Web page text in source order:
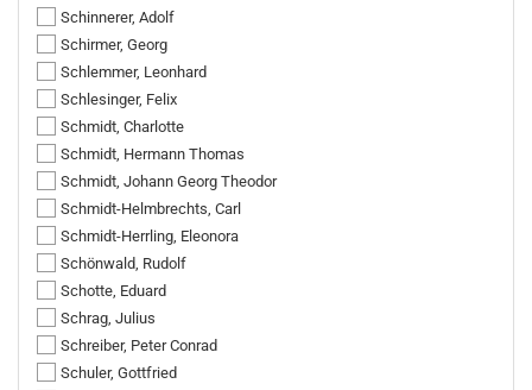
Schinnerer, Adolf
Schirmer, Georg
Schlemmer, Leonhard
Schlesinger, Felix
Schmidt, Charlotte
Schmidt, Hermann Thomas
Schmidt, Johann Georg Theodor
Schmidt-Helmbrechts, Carl
Schmidt-Herrling, Eleonora
Schönwald, Rudolf
Schotte, Eduard
Schrag, Julius
Schreiber, Peter Conrad
Schuler, Gottfried